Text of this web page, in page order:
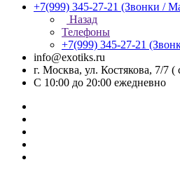
+7(999) 345-27-21 (Звонки /
Назад
Телефоны
+7(999) 345-27-21
info@exotiks.ru
г. Москва, ул. Костякова, 7/7 (
С 10:00 до 20:00 ежедневно